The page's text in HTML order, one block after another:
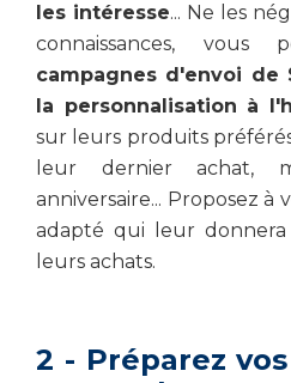
les intéresse... Ne les
connaissances, vous
campagnes d'envoi de
la personnalisation à
sur leurs produits
leur dernier achat,
anniversaire... Proposez
adapté qui leur
leurs achats.
2 - Préparez